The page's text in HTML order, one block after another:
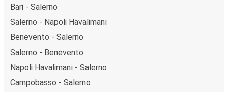
Bari - Salerno
Salerno - Napoli Havalimanı
Benevento - Salerno
Salerno - Benevento
Napoli Havalimanı - Salerno
Campobasso - Salerno